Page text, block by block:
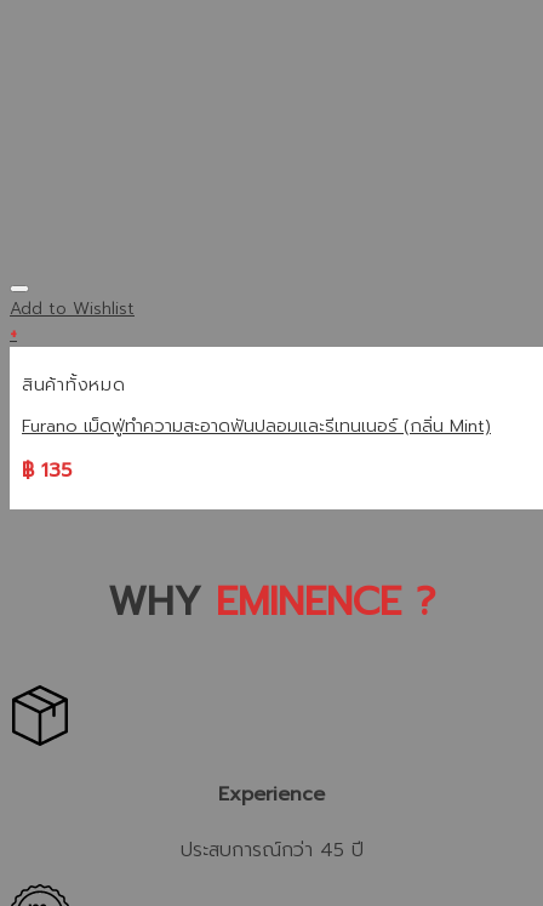
Add to Wishlist
+
สินค้าทั้งหมด
Furano เม็ดฟู่ทำความสะอาดฟันปลอมและรีเทนเนอร์ (กลิ่น Mint)
฿135
WHY EMINENCE ?
Experience
ประสบการณ์กว่า 45 ปี